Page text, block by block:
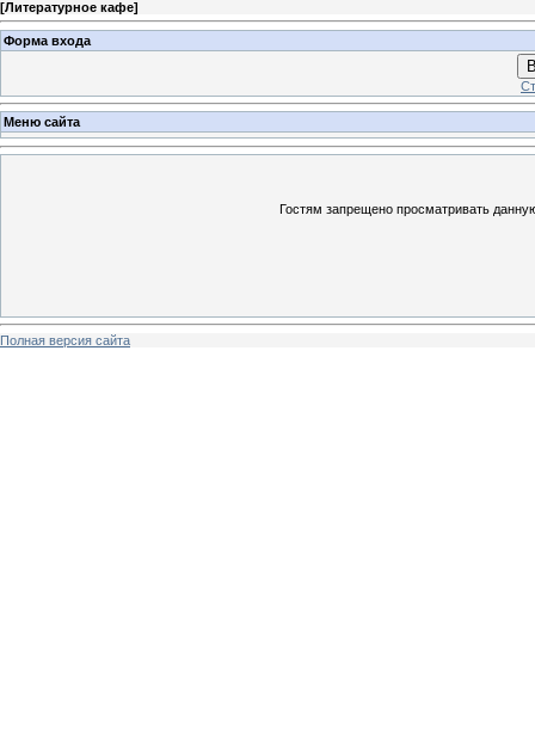
[Литературное кафе]
Форма входа
Меню сайта
Гостям запрещено просматривать
Полная версия сайта